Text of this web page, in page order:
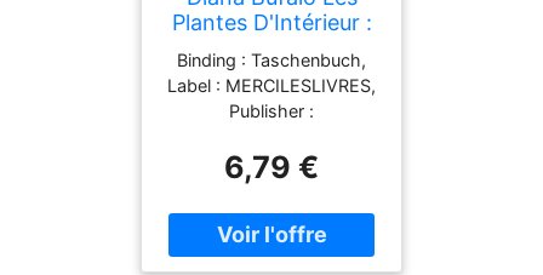
Plantes D'Intérieur :
Créer Une Jungle
Chez Soi Et Bien
Débuter Sa
Collection De
Plantes
Binding : Taschenbuch,
Label : MERCILESLIVRES,
Publisher :
: Illustriert, medium :
Taschenbuch,
publicationDate : 2022-
03-22, authors : Diana
Bufalo, ISBN :
6,79 €